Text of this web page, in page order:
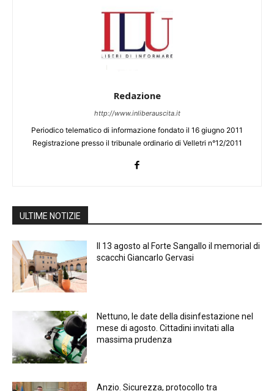
Redazione
http://www.inliberauscita.it
Periodico telematico di informazione fondato il 16 giugno 2011
Registrazione presso il tribunale ordinario di Velletri n°12/2011
ULTIME NOTIZIE
Il 13 agosto al Forte Sangallo il memorial di
scacchi Giancarlo Gervasi
Nettuno, le date della disinfestazione nel
mese di agosto. Cittadini invitati alla
massima prudenza
Anzio. Sicurezza, protocollo tra